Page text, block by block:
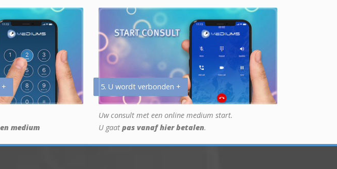
medium
5. U wordt verbonden +
Uw consult met een online medium start.
U gaat pas vanaf hier betalen.